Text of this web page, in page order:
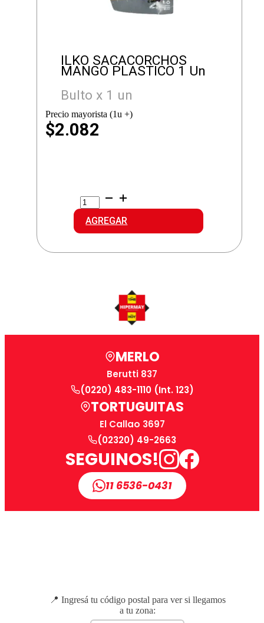
ILKO SACACORCHOS
MANGO PLASTICO 1 Un
Bulto x 1 un
Precio mayorista (1u +)
$2.082
ILKO
SACACORCHOS
MANGO
PLASTICO
AGREGAR
MERLO
Berutti 837
(0220) 483-1110 (Int. 123)
TORTUGUITAS
El Callao 3697
(02320) 49-2663
SEGUINOS!
11 6536-0431
📍 Ingresá tu código postal para ver si llegamos
a tu zona: